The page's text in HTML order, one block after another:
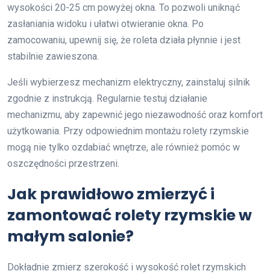
wysokości 20-25 cm powyżej okna. To pozwoli uniknąć
zasłaniania widoku i ułatwi otwieranie okna. Po
zamocowaniu, upewnij się, że roleta działa płynnie i jest
stabilnie zawieszona.
Jeśli wybierzesz mechanizm elektryczny, zainstaluj silnik
zgodnie z instrukcją. Regularnie testuj działanie
mechanizmu, aby zapewnić jego niezawodność oraz komfort
użytkowania. Przy odpowiednim montażu rolety rzymskie
mogą nie tylko ozdabiać wnętrze, ale również pomóc w
oszczędności przestrzeni.
Jak prawidłowo zmierzyć i
zamontować rolety rzymskie w
małym salonie?
Dokładnie zmierz szerokość i wysokość rolet rzymskich